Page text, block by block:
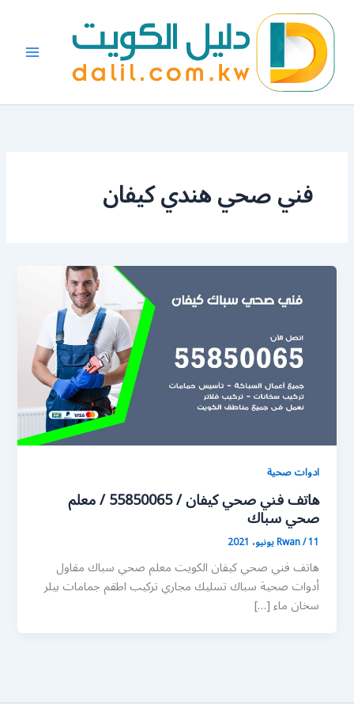
المحتوى
فني صحي هندي كيفان
ادوات صحية
هاتف فني صحي كيفان / 55850065 / معلم
صحي سباك
Rwan/11 يونيو، 2021
هاتف فني صحي كيفان الكويت معلم صحي سباك مقاول
أدوات صحية سباك تسليك مجاري تركيب اطقم جمامات بيلر
سخان ماء […]